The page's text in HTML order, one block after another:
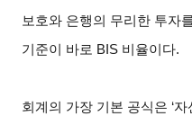
보호와 은행의 무리한 투자
기준이 바로 BIS 비율이다.
회계의 가장 기본 공식은 ‘